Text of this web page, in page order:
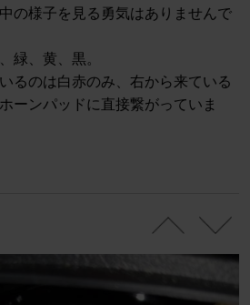
の様子を見る勇気はありませんで
緑、黄、黒。
るのは白赤のみ、右から来ている
ーンパッドに直接繋がっていま